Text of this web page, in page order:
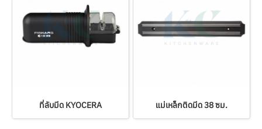
ที่ลับมีด KYOCERA แม่เหล็กติดมีด 38 ซม.